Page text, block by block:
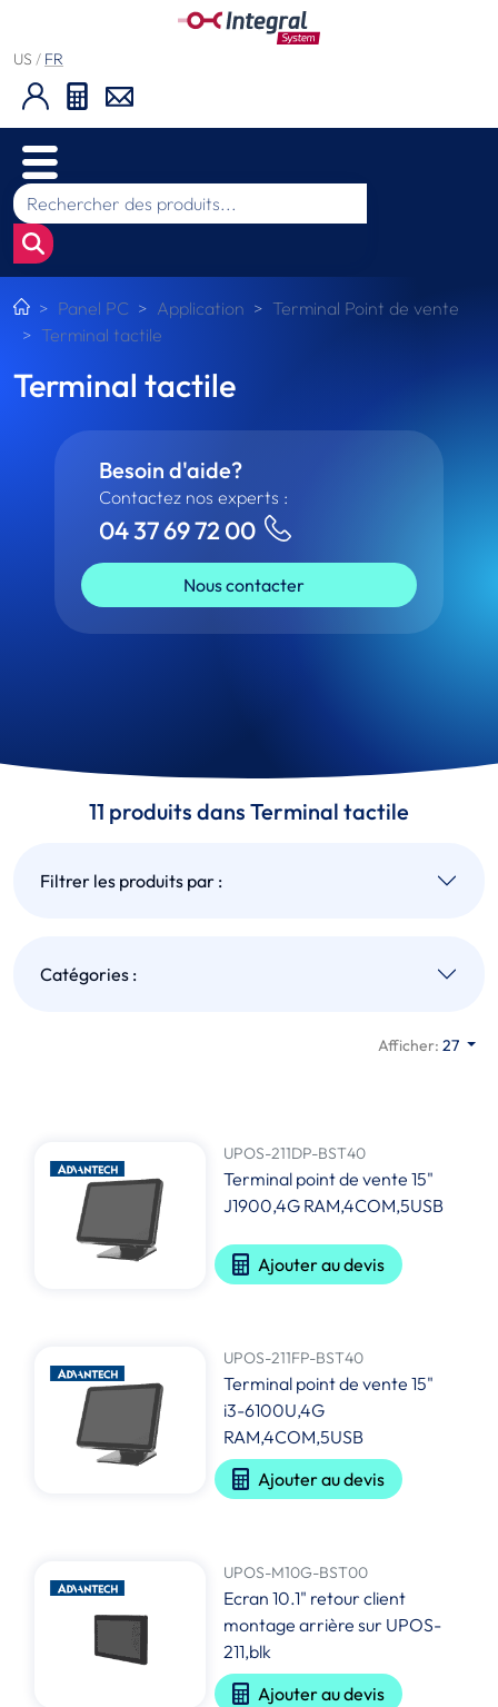
US / FR
Panel PC Application
Terminal Point de vente
Terminal tactile
Terminal tactile
Besoin d'aide?
Contactez nos experts :
04 37 69 72 00
Nous contacter
11 produits dans Terminal tactile
Filtrer les produits par :
Catégories :
Afficher:27
UPOS-211DP-BST40
Terminal point de vente 15"
J1900,4G RAM,4COM,5USB
Ajouter au devis
UPOS-211FP-BST40
Terminal point de vente 15"
i3-6100U,4G
RAM,4COM,5USB
Ajouter au devis
UPOS-M10G-BST00
Ecran 10.1" retour client
montage arrière sur UPOS-
211,blk
Ajouter au devis